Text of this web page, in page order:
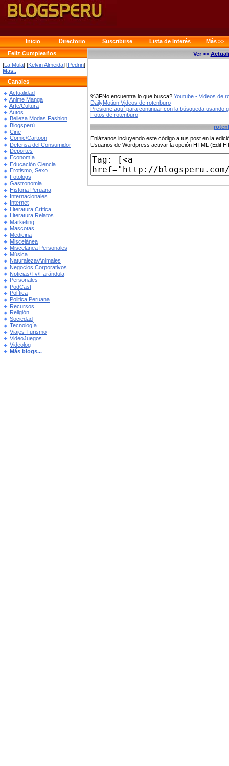
Inicio Directorio Suscribirse Lista de Interés
Más >>
Feliz Cumpleaños
[La Mula] [Kelvin Almeida] [Pedrin]
Mas..
Canales
Actualidad
Anime Manga
Arte/Cultura
Autos
Belleza Modas Fashion
Blogsperú
Cine
Comic/Cartoon
Defensa del Consumidor
Deportes
Economía
Educación Ciencia
Erotismo, Sexo
Fotologs
Gastronomia
Historia Peruana
Internacionales
Internet
Literatura Crítica
Literatura Relatos
Marketing
Mascotas
Medicina
Miscelánea
Miscelanea Personales
Música
Naturaleza/Animales
Negocios Corporativos
Noticias/Tv/Farándula
Personales
PodCast
Política
Politica Peruana
Recursos
Religión
Sociedad
Tecnología
Viajes Turismo
VideoJuegos
Videolog
Más blogs...
Ver >>
%3FNo encuentra lo que busca? Youtube - Videos de
DailyMotion Videos de rotenburo
Presione aquí para continuar con la búsqueda usando
Fotos de rotenburo
Enlázanos incluyendo este código a tus post en la
Usuarios de Wordpress activar la opción HTML (Edit